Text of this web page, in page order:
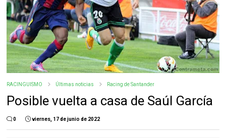
RACINGUISMO Últimas noticias Racing de Santander
Posible vuelta a casa de Saúl García
0 viernes, 17 de junio de 2022